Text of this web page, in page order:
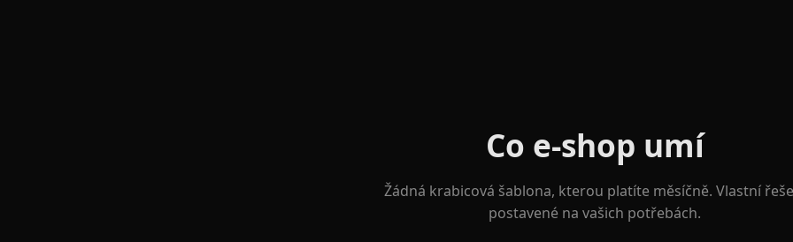
Co e-shop umí
Žádná krabicová šablona, kterou platíte měsíčně. Vlastní
postavené na vašich potřebách.